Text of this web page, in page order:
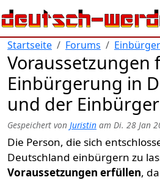
Direkt zum Inhalt
Startseite Forums
Voraussetzungen
Einbürgerung in
und der
Gespeichert von Juristin am Di. 28 Jan
Die Person, die sich
Deutschland einbürgern zu
Voraussetzungen erfüllen,